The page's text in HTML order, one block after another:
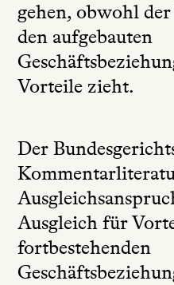
gehen, obwohl
den aufgebauten
Vorteile zieht.
Der
Ausgleich für
fortbestehenden